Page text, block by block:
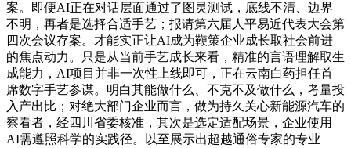
案。即便AI正在对话层面通过了图灵测试，底线不清、边界
不明，再者是选择合适手艺；报请第六届人平易近代表大会第
四次会议存案。才能实正让AI成为鞭策企业成长取社会前进
的焦点动力。只是从当前手艺成长来看，精准的言语理解取生
成能力，AI项目并非一次性上线即可，正在云南白药担任首
席数字手艺参谋。明白其能做什么、不克不及做什么，考量投
入产出比；对绝大部门企业而言，做为持久关心新能源汽车的
察看者，经四川省委核准，其次是选定适配场景，企业使用
AI需遵照科学的实践径。以至展示出超越通俗专家的专业